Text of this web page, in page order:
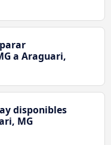
a Araguari,
disponibles
MG